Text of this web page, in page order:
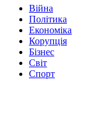
Війна
Політика
Економіка
Корупція
Бізнес
Світ
Спорт